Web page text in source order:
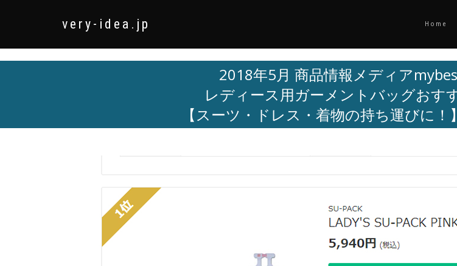
very-idea.jp Home
2018年5月 商品情報メディア
レディース用ガーメントバッグおす
【スーツ・ドレス・着物の持ち運びに！】